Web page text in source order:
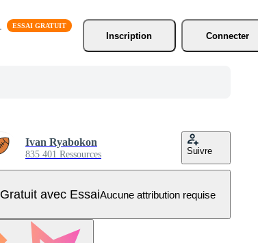
Inscription
Connecter
Ivan Ryabokon
835 401 Ressources Suivre
Gratuit avec EssaiAucune attribution requise